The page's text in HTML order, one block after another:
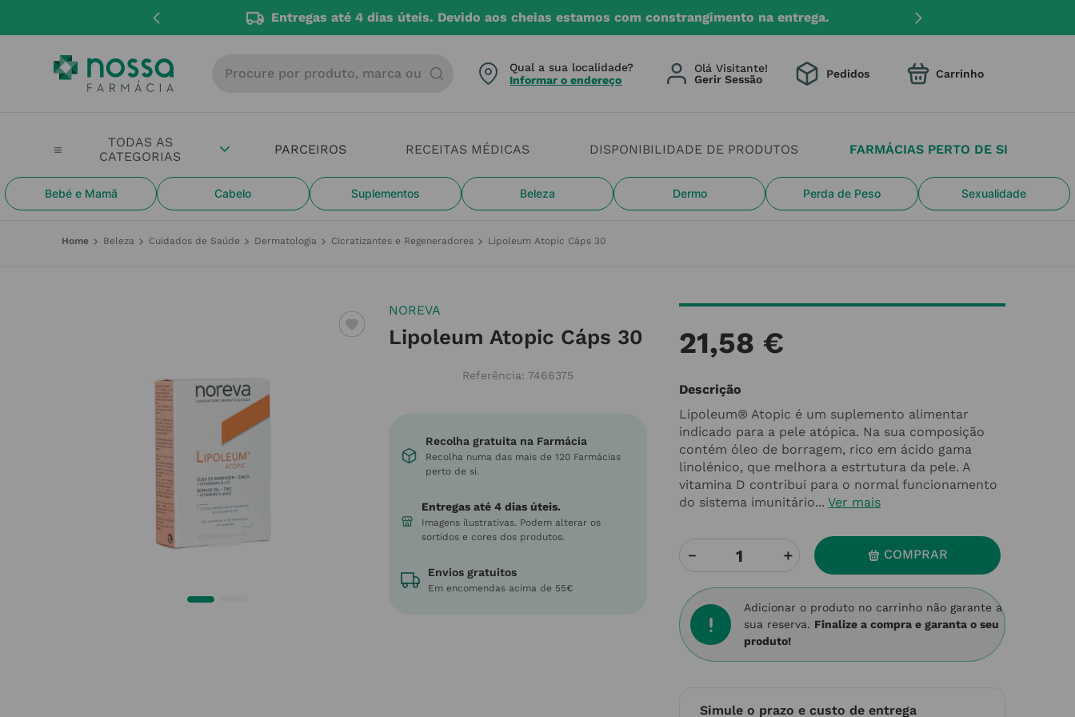
Entregas até 4 dias úteis. Devido aos cheias estamos com constrangimento na entrega.
PARCEIROS RECEITAS MÉDICAS DISPONIBILIDADE DE PRODUTOS FARMÁCIAS PERTO DE SI
Bebé e Mamã Cabelo Suplementos Beleza Dermo Perda de Peso Sexualidade
Qual a sua localidade?
Informar o endereço
Olá Visitante! Pedidos
Beleza Cuidados de Saúde Dermatologia Cicratizantes e Regeneradores Lipoleum Atopic Cáps 30
NOREVA
Lipoleum Atopic Cáps 30
Referência: 7466375
Recolha gratuita na Farmácia
Recolha numa das mais de 120 Farmácias
perto de si.
Entregas até 4 dias úteis.
Imagens ilustrativas. Podem alterar os
sortidos e cores dos produtos.
Envios gratuitos
Em encomendas acima de 55€
21,58 €
Descrição
Lipoleum® Atopic é um suplemento alimentar
indicado para a pele atópica. Na sua composição
contém óleo de borragem, rico em ácido gama
linolénico, que melhora a estrtutura da pele. A
vitamina D contribui para o normal funcionamento
do sistema imunitário... Ver mais
＋
－ COMPRAR
Adicionar o produto no carrinho não garante a
sua reserva. Finalize a compra e garanta o seu
produto!
Simule o prazo e custo de entrega